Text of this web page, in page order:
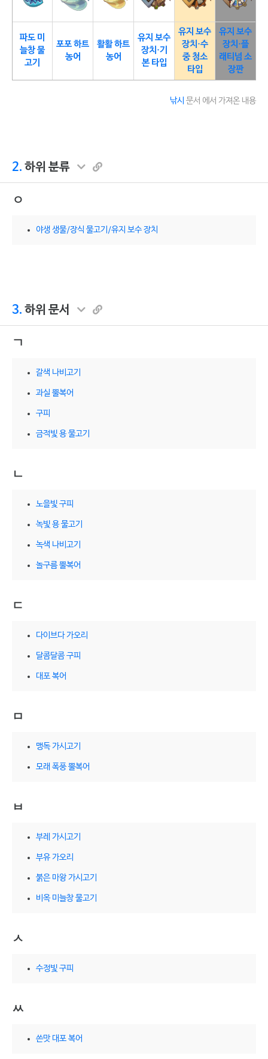
파도 미
늘창 물
고기
포포 하트
농어
활활 하트
농어
유지 보수
장치·기
본 타입
유지 보수
장치·수
중 청소
타입
유지 보수
장치·플
래티넘 소
장판
낚시 문서 에서 가져온 내용
2. 하위 분류
ㅇ
야생 생물/장식 물고기/유지 보수 장치
3. 하위 문서
ㄱ
갈색 나비고기
과실 뿔복어
구피
금적빛 용 물고기
ㄴ
노을빛 구피
녹빛 용 물고기
녹색 나비고기
놀구름 뿔복어
ㄷ
다이브다 가오리
달콤달콤 구피
대포 복어
ㅁ
맹독 가시고기
모래 폭풍 뿔복어
ㅂ
부레 가시고기
부유 가오리
붉은 마왕 가시고기
비옥 미늘창 물고기
ㅅ
수정빛 구피
ㅆ
쓴맛 대포 복어